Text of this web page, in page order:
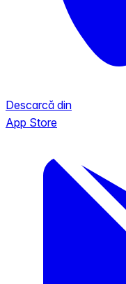
Descarcă din
App Store